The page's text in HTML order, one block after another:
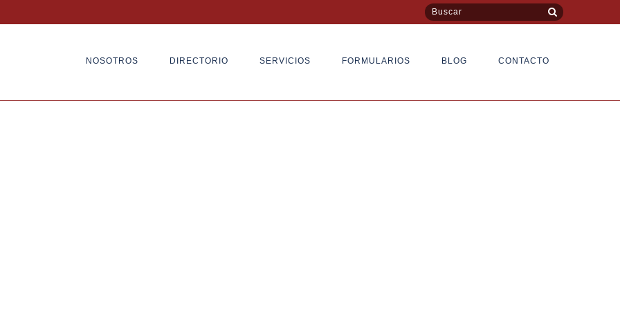
NOSOTROS DIRECTORIO SERVICIOS FORMULARIOS BLOG CONTACTO